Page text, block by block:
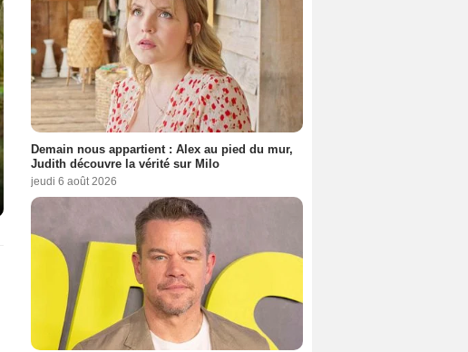
Demain nous appartient : Alex au pied du mur,
Judith découvre la vérité sur Milo
jeudi 6 août 2026